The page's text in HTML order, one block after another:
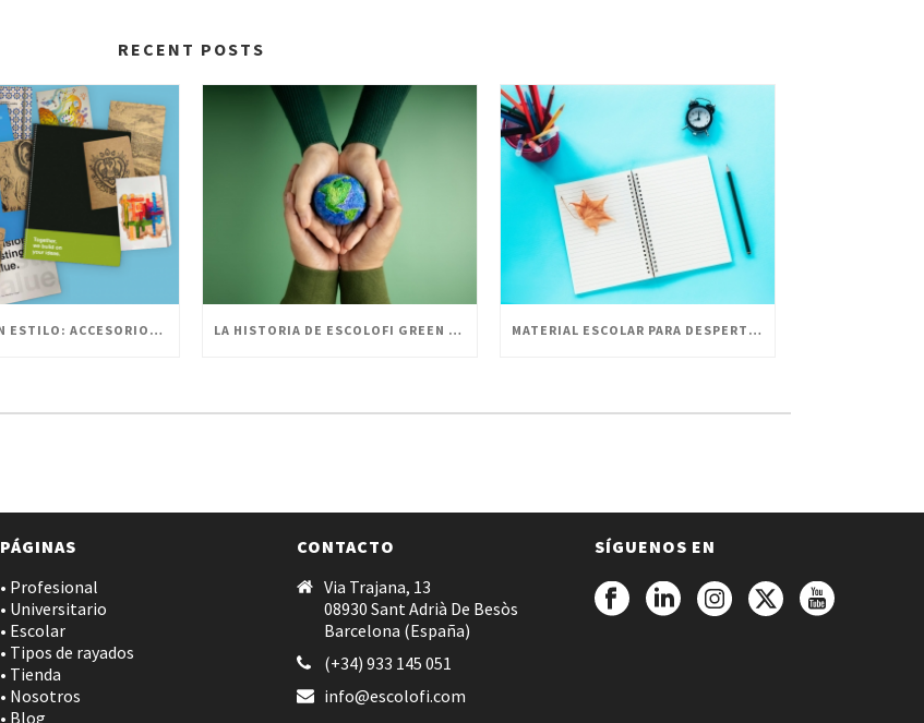
RECENT POSTS
OFICINA CON ESTILO: ACCESORIOS PERSONALIZADOS PARA UN ESPACIO INNOVADOR LA HISTORIA DE ESCOLOFI GREEN Y SUS PRODUCTOS MATERIAL ESCOLAR PARA DESPERTAR LA CREATIVIDAD EN PEQUEÑOS ARTISTAS
PÁGINAS
• Profesional
• Universitario
• Escolar
• Tipos de rayados
• Tienda
• Nosotros
• Blog
CONTACTO
Via Trajana, 13
08930 Sant Adrià De Besòs
Barcelona (España)
(+34) 933 145 051
info@escolofi.com
SÍGUENOS EN